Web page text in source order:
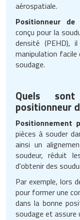
aérospatiale.
Positionneur de
conçu pour la
densité (PEHD),
manipulation
soudage.
Quels
positionneur
Positionnement
pièces à souder
ainsi un
soudeur, réduit
d'obtenir des
Par exemple, lors
pour former une
dans la bonne
soudage et assure